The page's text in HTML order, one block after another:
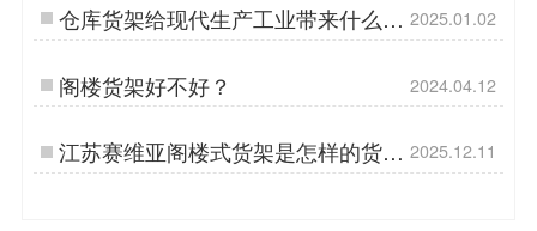
仓库货架给现代生产工业带来什么好
处?
2025.01.02
阁楼货架好不好？ 2024.04.12
江苏赛维亚阁楼式货架是怎样的货
架？
2025.12.11